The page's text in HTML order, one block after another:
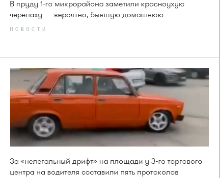
В пруду 1-го микрорайона заметили красноухую
черепаху — вероятно, бывшую домашнюю
НОВОСТИ
За «нелегальный дрифт» на площади у 3-го торгового
центра на водителя составили пять протоколов